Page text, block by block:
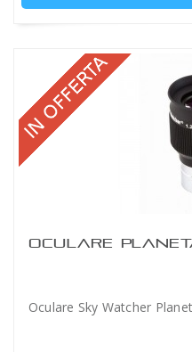
OCULARE
Oculare Sky Watcher